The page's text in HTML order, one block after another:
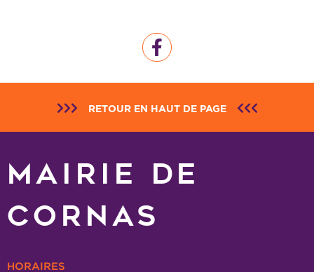
RETOUR EN HAUT DE PAGE
MAIRIE DE
CORNAS
HORAIRES